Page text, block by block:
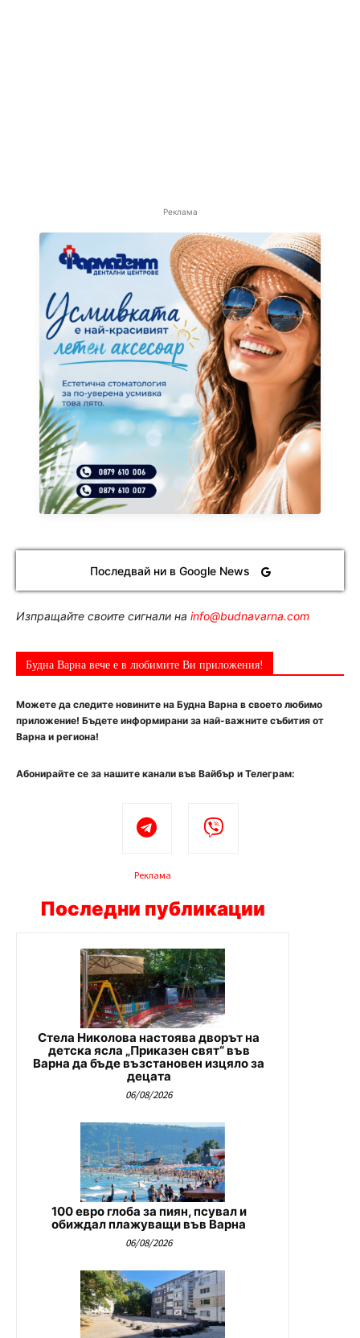
Реклама
Последвай ни в Google News
Изпращайте своите сигнали на info@budnavarna.com
Будна Варна вече е в любимите Ви приложения!
Можете да следите новините на Будна Варна в своето любимо
приложение! Бъдете информирани за най-важните събития от
Варна и региона!
Абонирайте се за нашите канали във Вайбър и Телеграм:
Реклама
Последни публикации
Стела Николова настоява дворът на
детска ясла „Приказен свят“ във
Варна да бъде възстановен изцяло за
децата
06/08/2026
100 евро глоба за пиян, псувал и
обиждал плажуващи във Варна
06/08/2026